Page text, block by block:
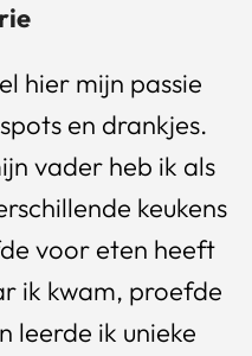
hier mijn passie
en drankjes.
vader heb ik als
keukens
voor eten heeft
ik kwam, proefde
leerde ik unieke